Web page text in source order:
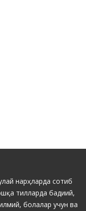
нарҳларда сотиб
тилларда бадиий,
болалар учун ва